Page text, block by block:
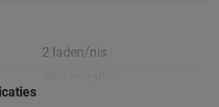
2 laden/nis